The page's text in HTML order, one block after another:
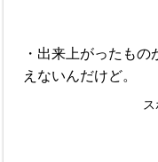
・出来上がったも
えないんだけど。